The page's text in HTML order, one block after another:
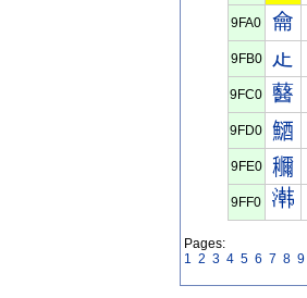
9FA0 龠
9FB0 龰
9FC0 鿀
9FD0 鿐
9FE0 鿠
9FF0 鿰
Pages:
1 2 3 4 5 6 7 8 9